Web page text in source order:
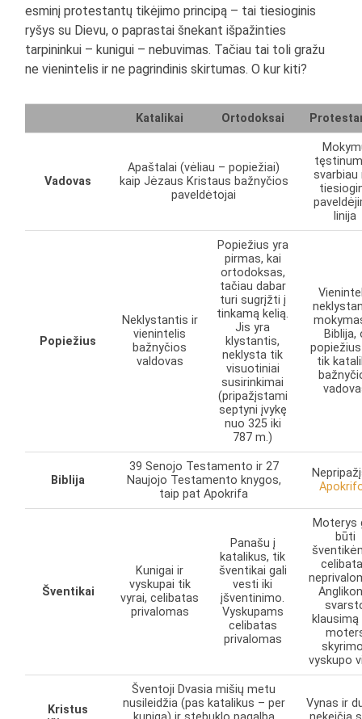
esminį protestantų tikėjimo principą – tai tiesioginis
ryšys su Dievu, o paprastai šnekant išpažinties
tarpininkui – kunigui – nebuvimas. Tačiau tai toli gražu
ne vienintelis ir ne pagrindinis skirtumas. O kur kiti?
Katalikai Ortodoksai
Vadovas
Apaštalai (vėliau – popiežiai)
kaip Jėzaus Kristaus bažnyčios
paveldėtojai
svarbiau
linija
Popiežius
Neklystantis ir
vienintelis
bažnyčios
valdovas
Popiežius yra
pirmas, kai
ortodoksas,
tačiau dabar
turi sugrįžti į
tinkamą kelią.
Jis yra
klystantis,
neklysta tik
visuotiniai
susirinkimai
(pripažįstami
septyni įvykę
nuo 325 iki
787 m.)
Biblija,
tik
Biblija
39 Senojo Testamento ir 27
Naujojo Testamento knygos,
taip pat Apokrifa
Šventikai
Kunigai ir
vyskupai tik
vyrai, celibatas
privalomas
Panašu į
katalikus, tik
šventikai gali
vesti iki
įšventinimo.
Vyskupams
celibatas
privalomas
Moterys
būti
vyskupo
Kristus
Šventoji Dvasia mišių metu
nusileidžia (pas katalikus – per
Vynas ir